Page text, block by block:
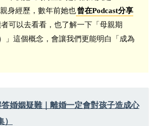
身經歷，數年前她也曾在Podcast分享
可以去看看，也了解一下「母親期
」這個概念，會讓我們更能明白「成為
答婚姻疑難｜離婚一定會對孩子造成心